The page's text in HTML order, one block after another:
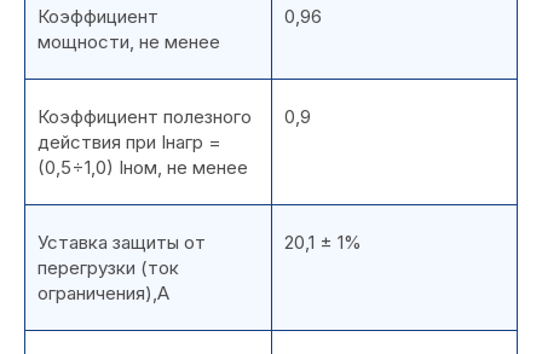
Коэффициент
мощности, не менее
0,96
Коэффициент полезного
действия при Iнагр =
(0,5÷1,0) Iном, не менее
0,9
Уставка защиты от
перегрузки (ток
ограничения),А
20,1 ± 1%